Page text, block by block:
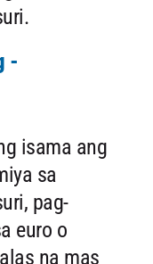
-
isama ang
sa
pag-
euro o
na mas